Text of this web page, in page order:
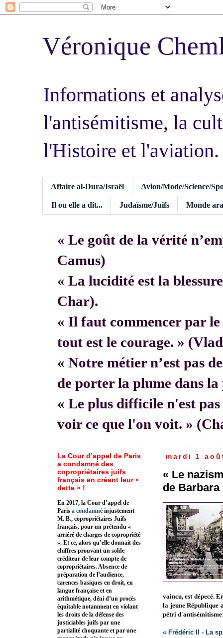
Véronique
Informations et
l'antisémitisme, la
l'Histoire et l'aviation.
Affaire al-Dura/Israël Avion/Mode/Science/
Il ou elle a dit... Judaïsme/Juifs Monde
« Le goût de la vérité
Camus)
« La lucidité est la
Char).
« Il faut commencer par le
tout est le courage. »
« Notre métier n’est pas
de porter la plume dans
« Le plus difficile n'est
voir ce que l'on voit. »
mardi 1
« Le
de Barbara
vaincu, est dépecé.
la jeune République
pétri d'antisémitisme
« Frédéric II - La
La Cour d’appel de Paris
a condamné des
copropriétaires juifs
français en créant leur «
dette » !
En 2017, la Cour d’appel de
Paris a condamné injustement
M. B., copropriétaires Juifs
français, pour un prétendu «
arriéré de charges de copropriété
». Et ce, alors qu’elle donnait des
chiffres prouvant un solde
créditeur de leur compte de
copropriétaires. Absence de
préparation de l’audience,
carences basiques en droit, en
langue française et en
arithmétique, déni d’un procès
équitable notamment en violant
les droits de la défense des
justiciables juifs par une
partialité choquante et par une